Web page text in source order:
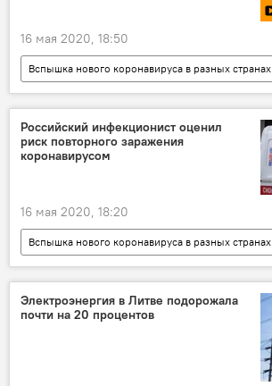
16 мая 2020, 18:50
Вспышка нового коронавируса в разных странах
Видео
Мультимедиа
Литва
коронавирус
карантин
Российский инфекционист оценил
риск повторного заражения
коронавирусом
16 мая 2020, 18:20
Вспышка нового коронавируса в разных странах
В России
В мире
Россия
Электроэнергия в Литве подорожала
почти на 20 процентов